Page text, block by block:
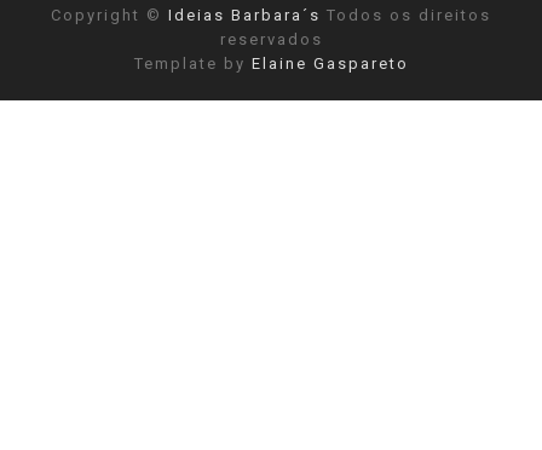
Copyright © Ideias Barbara´s Todos os direitos
reservados
Template by Elaine Gaspareto